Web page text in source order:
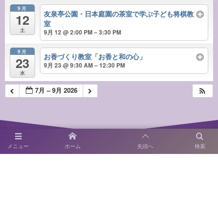
9月
12
土
友泉亭公園・日本庭園の茶室で学ぶ子ども将棋教
室
9月 12 @ 2:00 PM – 3:30 PM
9月
23
水
お香づくり教室「お香と和の心」
9月 23 @ 9:30 AM – 12:30 PM
7月 – 9月 2026
メニュー 検索
ホーム 先頭へ